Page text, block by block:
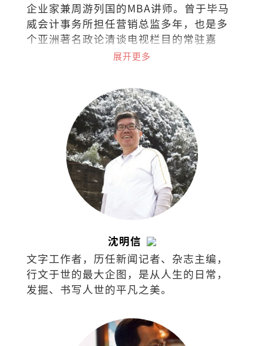
企业家兼周游列国的MBA讲师。曾于毕马
威会计事务所担任营销总监多年，也是多
个亚洲著名政论清谈电视栏目的常驻嘉
宾，常探讨经济、商业、政治热门课题与
展开更多
沈明信
文字工作者，历任新闻记者、杂志主编，
行文于世的最大企图，是从人生的日常，
发掘、书写人世的平凡之美。